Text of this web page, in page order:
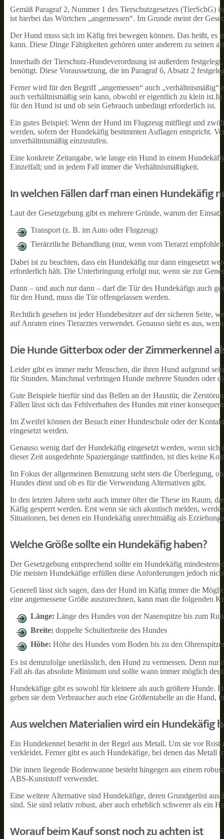
Gemäß Paragraf 2, Nummer 1 des Tierschutzgesetzes (TierSchG)
ist hierbei das Wörtchen „angemessen“. Im Grunde meint der
Der Hund muss sich im Käfig frei bewegen können. Das heißt, es
kann. Diese Dinge Fähigkeiten gehören unter anderem zu seinen
Innerhalb der Tierschutz-Hundeverordnung ist außerdem
benötigt. Diese Voraussetzung, die im Paragraf 6, Absatz 2
Ferner wird für den Begriff „angemessen“ auch „verhältnismäßig“
auch verhältnismäßig sein kann, obwohl er eigentlich zu klein
für den Hund ist und ob sein Gebrauch unbedingt erforderlich ist.
Ein gutes Beispiel: Wenn der Hund im Flugzeug mitfliegt und
werden, sofern der Hundekäfig bestimmten Auflagen entspricht.
unverhältnismäßig einzustufen.
Eine konkrete Zeitangabe, wie lange ein Hund in einem
Einzelfall; und in jedem Fall immer die Verhältnismäßigkeit.
In welchen Fällen darf man einen Hundekäfig
Laut der Gesetzgebung gibt es mehrere Gründe, warum der
Transport (z. B. im Auto oder Flugzeug)
Tierärztliche Behandlung (nur, wenn vom Tierarzt
Dabei ist zu beachten, dass ein Hundekäfig nur dann eingesetzt
erforderlich hält. Die Unterbringung erfolgt nur, wenn sie zur
Dann – und auch nur dann – darf die Tür des Hundekäfigs auch
für den Hund, muss die Tür offengelassen werden.
Rechtlich gesehen ist jeder Hundebesitzer auf der sicheren Seite,
auf Anraten eines Tierarztes verwendet. Genauso sieht es aus,
Die Hunde Gitterbox oder der Zimmerkennel
Leider gibt es immer mehr Menschen, die ihren Hund aufgrund
für Stunden. Manchmal verbringen Hunde mehrere Stunden oder
Gute Beispiele hierfür sind das Bellen an der Haustür, die
Fällen lässt sich das Fehlverhalten des Hundes mit einer
Im Zweifel können der Besuch einer Hundeschule oder der
eingesetzt werden.
Genauso wenig darf der Hundekäfig eingesetzt werden, wenn
dieser Zeit ausgedehnte Spaziergänge stattfinden, ist dies keine
Im Fokus der allgemeinen Benutzung steht stets die Überlegung,
Hundes dient und ob es für die Verwendung Alternativen gibt.
In den letzten Jahren steht auch immer öfter die These im Raum,
Käfig gesperrt werden. Erst wenn sie sich akustisch melden,
Situationen, bei denen ein Hundekäfig unrechtmäßig als
Welche Größe sollte ein Hundekäfig haben?
Der Gesetzgebung entsprechend sollte ein Hundekäfig
Die meisten Hundekäfige erfüllen diese Anforderungen jedoch
Generell lässt sich sagen, dass der Hund im Käfig immer die
eine angemessene Größe auszurechnen, kann man die folgenden
Länge: Länge des Hundes von der Nasenspitze bis zum
Breite: doppelte Schulterbreite des Hundes
Höhe: Höhe des Hundes vom Boden bis zu den
Es ist demzufolge unerlässlich, den Hund zu vermessen. Denn
Fall als das absolute Minimum und sollte wann immer möglich
Hundekäfige gibt es sowohl für kleinere als auch größere Hunde.
geben sie dem Verbraucher auch eine Größentabelle an die Hand,
Aus welchen Materialien wird ein Hundekäfig
Ein Hundekennel besteht in der Regel aus Metall. Um sie vor
verkleidet. Ferner gibt es auch Hundekäfige, bei denen das Metall
Die innen liegende Bodenwanne besteht hingegen aus einem
ABS-Kunststoff verwendet.
Eine weitere Alternative sind Hundekäfige, deren Grundgerüst
sind. Sie sind relativ robust, aber auch erheblich schwerer als ein
Worauf beim Kauf sonst noch zu achten ist